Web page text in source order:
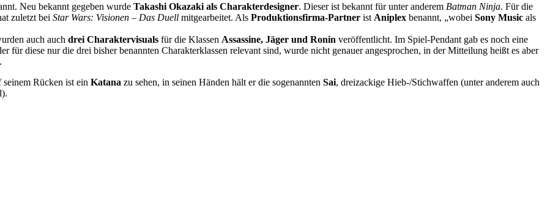
Neu bekannt gegeben wurde Takashi Okazaki als Charakterdesigner. Dieser ist bekannt für unter anderem Batman Ninja. Für die
zuletzt bei Star Wars: Visionen – Das Duell mitgearbeitet. Als Produktionsfirma-Partner ist Aniplex benannt, „wobei Sony Music als
auch auch drei Charaktervisuals für die Klassen Assassine, Jäger und Ronin veröffentlicht. Im Spiel-Pendant gab es noch eine
für diese nur die drei bisher benannten Charakterklassen relevant sind, wurde nicht genauer angesprochen, in der Mitteilung heißt es aber
seinem Rücken ist ein Katana zu sehen, in seinen Händen hält er die sogenannten Sai, dreizackige Hieb-/Stichwaffen (unter anderem auch